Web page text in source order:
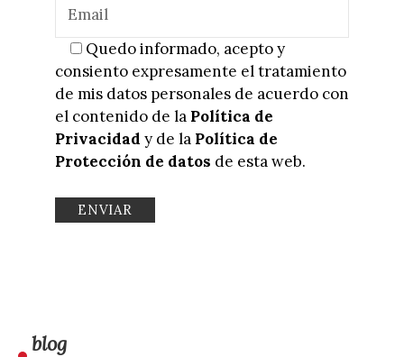
Quedo informado, acepto y
consiento expresamente el tratamiento
de mis datos personales de acuerdo con
el contenido de la Política de
Privacidad y de la Política de
Protección de datos de esta web.
blog